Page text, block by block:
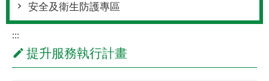
安全及衛生防護專區
:::
提升服務執行計畫